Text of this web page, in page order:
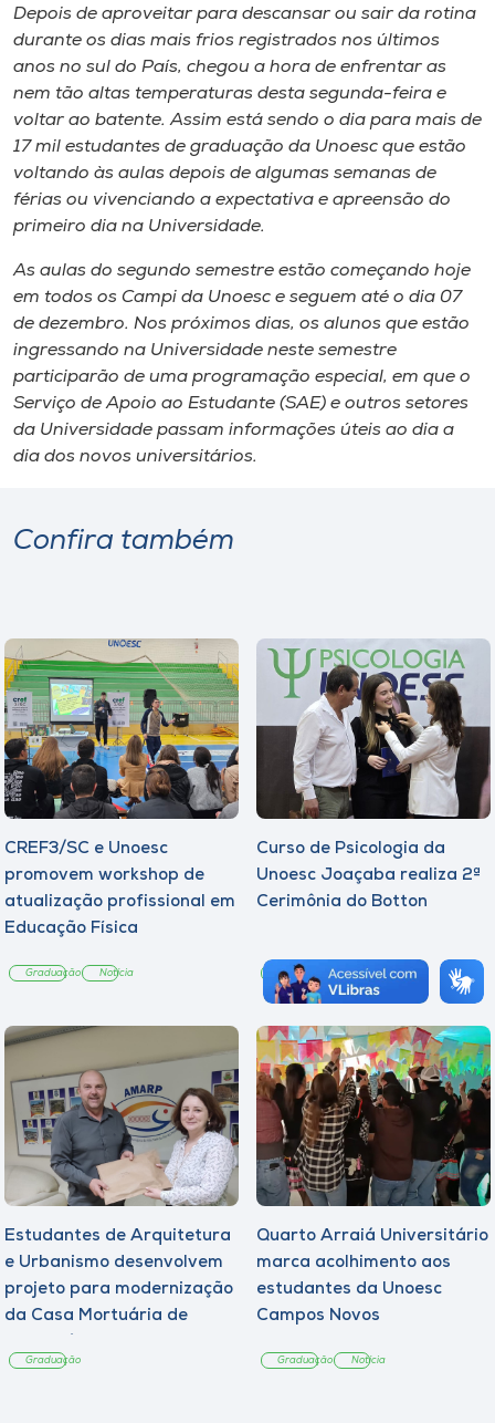
Unoesc
Store
Selecione
o idioma
Depois de aproveitar para descansar ou sair da rotina
durante os dias mais frios registrados nos últimos
anos no sul do País, chegou a hora de enfrentar as
nem tão altas temperaturas desta segunda-feira e
voltar ao batente. Assim está sendo o dia para mais de
17 mil estudantes de graduação da Unoesc que estão
voltando às aulas depois de algumas semanas de
férias ou vivenciando a expectativa e apreensão do
primeiro dia na Universidade.
As aulas do segundo semestre estão começando hoje
em todos os Campi da Unoesc e seguem até o dia 07
de dezembro. Nos próximos dias, os alunos que estão
ingressando na Universidade neste semestre
participarão de uma programação especial, em que o
Serviço de Apoio ao Estudante (SAE) e outros setores
da Universidade passam informações úteis ao dia a
dia dos novos universitários.
Confira também
CREF3/SC e Unoesc
promovem workshop de
atualização profissional em
Educação Física
Graduação Notícia
Curso de Psicologia da
Unoesc Joaçaba realiza 2ª
Cerimônia do Botton
Graduação Notícia
Estudantes de Arquitetura
e Urbanismo desenvolvem
projeto para modernização
da Casa Mortuária de
Graduação
Quarto Arraiá Universitário
marca acolhimento aos
estudantes da Unoesc
Campos Novos
Graduação Notícia